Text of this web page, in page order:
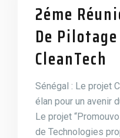
2éme
De
CleanTech
Sénégal : Le projet
élan pour un avenir
Le projet
de Technologies